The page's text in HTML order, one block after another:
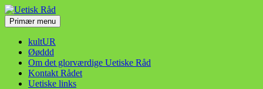
Hop
til
indhold
Uetisk Råd
SøgPrimær menu
kultUR
Øøddd
Om det glorværdige Uetiske Råd
Kontakt Rådet
Uetiske links